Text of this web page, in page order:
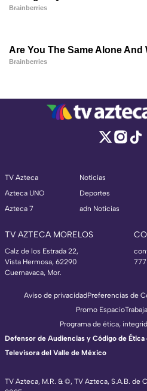
TV Azteca
Azteca UNO
Azteca 7
Noticias
Deportes
adn Noticias
TV AZTECA MORELOS
Calz de los Estrada 22,
Vista Hermosa, 62290
Cuernavaca, Mor.
TV Azteca, M.R. & ©, TV Azteca, S.A.B. de
Aviso de privacidadPreferencias de
Promo Espacio
Programa de ética,
Defensor de Audiencias y Código de
Televisora del Valle de México